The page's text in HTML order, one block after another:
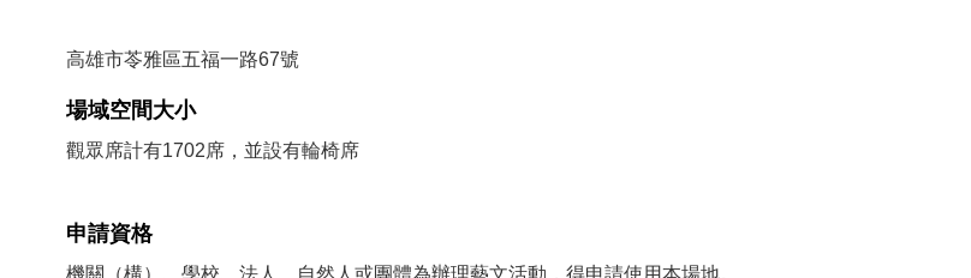
高雄市苓雅區五福一路67號
場域空間大小
觀眾席計有1702席，並設有輪椅席
申請資格
機關（構）、學校、法人、自然人或團體為辦理藝文活動，得申請使用本場地。